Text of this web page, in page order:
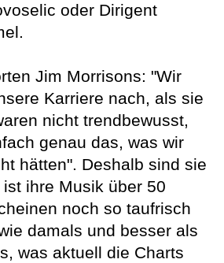
oder Dirigent
Jim Morrisons: "Wir
Karriere nach, als sie
nicht trendbewusst,
genau das, was wir
hätten". Deshalb sind sie
ihre Musik über 50
noch so taufrisch
damals und besser als
was aktuell die Charts